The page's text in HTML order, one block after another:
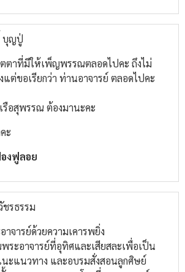
บุญปู่
ตตาที่มีให้เพ็ญพรรณตลอดไปคะ ถึงไม่
ต่ขอเรียกว่า ท่านอาจารย์ ตลอดไปคะ
รือสุพรรณ ต้องมานะคะ
ะ
งฟูลอย
รธรรม
จารย์ด้วยความเคารพยิ่ง
ระอาจารย์ที่อุทิศและเสียสละเพื่อเป็น
นะแนวทาง และอบรมสั่งสอนลูกศิษย์